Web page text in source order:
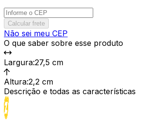
Calcular frete
Não sei meu CEP
O que saber sobre esse produto
Largura:27,5 cm
Altura:2,2 cm
Descrição e todas as características